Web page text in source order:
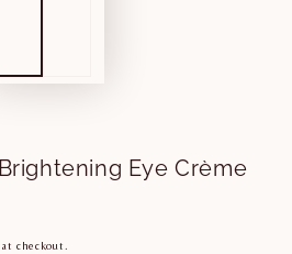
Eye Crème
checkout.